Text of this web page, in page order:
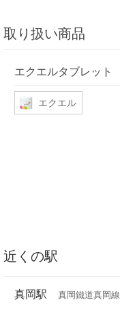
取り扱い商品
エクエルタブレット
エクエル
近くの駅
真岡駅 真岡鐵道真岡線